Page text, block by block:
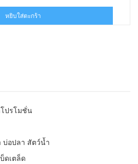
was:
฿160.00.฿88.00.
หยิบใส่ตะกร้า
ปรโมชั่น
บ่อปลา สัตว์น้ำ
ดเตล็ด